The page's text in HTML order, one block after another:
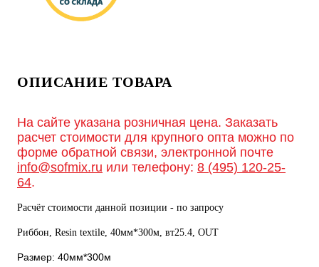
ОПИСАНИЕ ТОВАРА
На сайте указана розничная цена. Заказать
расчет стоимости для крупного опта можно по
форме обратной связи, электронной почте
info@sofmix.ru или телефону: 8 (495) 120-25-
64.
Расчёт стоимости данной позиции - по запросу
Риббон, Resin textile, 40мм*300м, вт25.4, OUT
Размер: 40мм*300м